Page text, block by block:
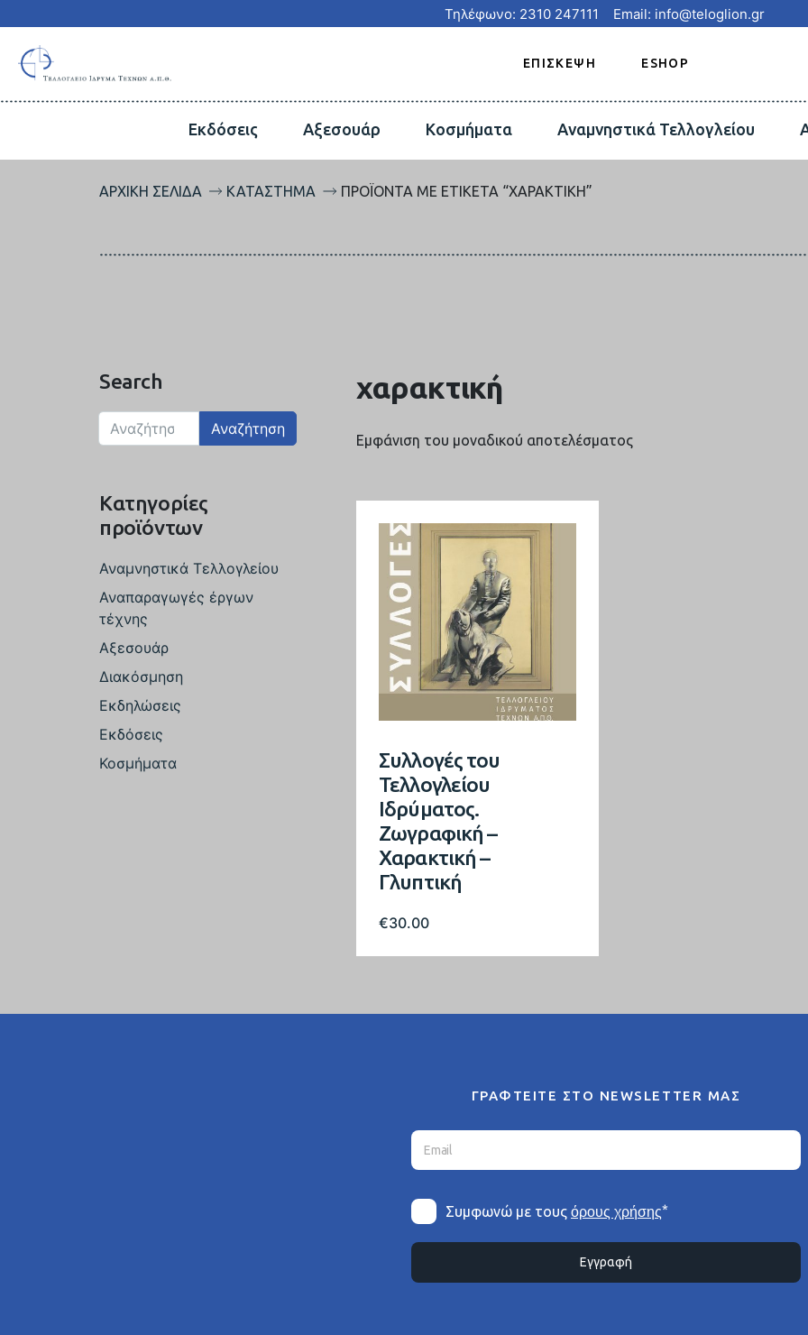
Τηλέφωνο: 2310 247111 Email: info@teloglion.gr
ΕΠΙΣΚΕΨΗ ESHOP
Εκδόσεις Αξεσουάρ Κοσμήματα Αναμνηστικά Τελλογλείου
ΑΡΧΙΚΉ ΣΕΛΊΔΑ ΚΑΤΆΣΤΗΜΑ ΠΡΟΪΌΝΤΑ ΜΕ ΕΤΙΚΈΤΑ “ΧΑΡΑΚΤΙΚΉ”
Search
Αναζήτηση
Κατηγορίες
προϊόντων
Αναμνηστικά Τελλογλείου
Αναπαραγωγές έργων
τέχνης
Αξεσουάρ
Διακόσμηση
Εκδηλώσεις
Εκδόσεις
Κοσμήματα
χαρακτική
Εμφάνιση του μοναδικού αποτελέσματος
Συλλογές του
Τελλογλείου
Ιδρύματος.
Ζωγραφική –
Χαρακτική –
Γλυπτική
€30.00
ΓΡΑΦΤΕΙΤΕ ΣΤΟ NEWSLETTER ΜΑΣ
Συμφωνώ με τους όρους χρήσης*
Εγγραφή